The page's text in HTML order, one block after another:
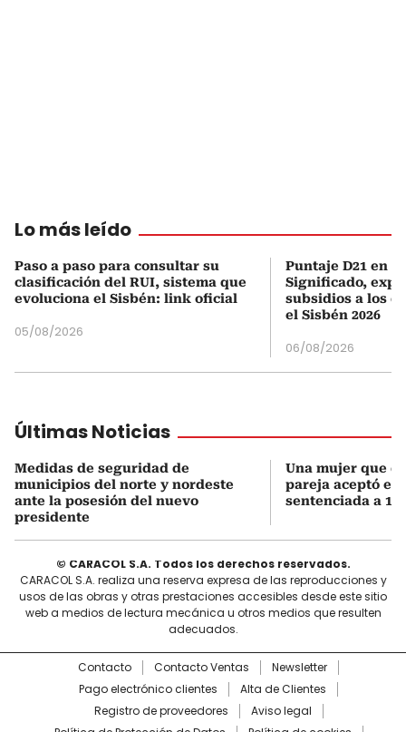
Lo más leído
Paso a paso para consultar su
clasificación del RUI, sistema que
evoluciona el Sisbén: link oficial
05/08/2026
Puntaje D21 en
Significado,
subsidios a los
el Sisbén 2026
06/08/2026
Últimas Noticias
Medidas de seguridad de
municipios del norte y nordeste
ante la posesión del nuevo
presidente
Una mujer que
pareja aceptó el
sentenciada a 18
© CARACOL S.A. Todos los derechos reservados.
CARACOL S.A. realiza una reserva expresa de las reproducciones y
usos de las obras y otras prestaciones accesibles desde este sitio
web a medios de lectura mecánica u otros medios que resulten
adecuados.
Contacto Contacto Ventas
Newsletter
Pago electrónico clientes
Alta de Clientes
Registro de proveedores
Aviso legal